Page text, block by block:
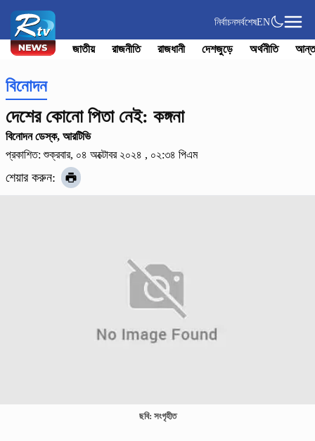
নির্বাচনসর্বশেষEN
জাতীয় রাজনীতি রাজধানী দেশজুড়ে অর্থনীতি
বিনোদন
দেশের কোনো পিতা নেই: কঙ্গনা
বিনোদন ডেস্ক, আরটিভি
প্রকাশিত: শুক্রবার, ০৪ অক্টোবর ২০২৪ , ০২:৩৪ পিএম
শেয়ার করুন:
ছবি: সংগৃহীত